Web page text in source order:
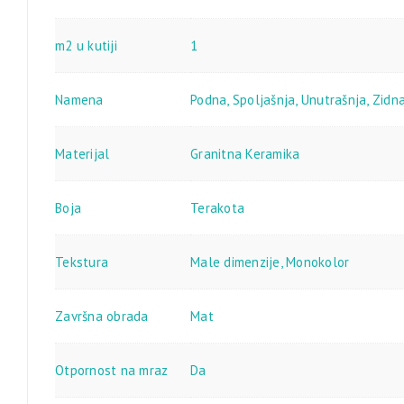
m2 u kutiji 1
Namena Podna, Spoljašnja, Unutrašnja,
Materijal Granitna Keramika
Boja Terakota
Tekstura Male dimenzije,Monokolor
Završna obrada Mat
Otpornost na mraz Da